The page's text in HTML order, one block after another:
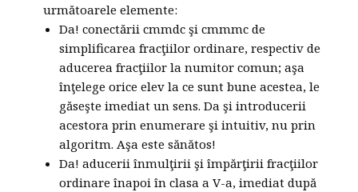
următoarele elemente:
Da! conectării cmmdc şi cmmmc de
simplificarea fracţiilor ordinare, respectiv de
aducerea fracţiilor la numitor comun; aşa
înţelege orice elev la ce sunt bune acestea, le
găseşte imediat un sens. Da şi introducerii
acestora prin enumerare şi intuitiv, nu prin
algoritm. Aşa este sănătos!
Da! aducerii înmulţirii şi împărţirii fracţiilor
ordinare înapoi în clasa a V-a, imediat după